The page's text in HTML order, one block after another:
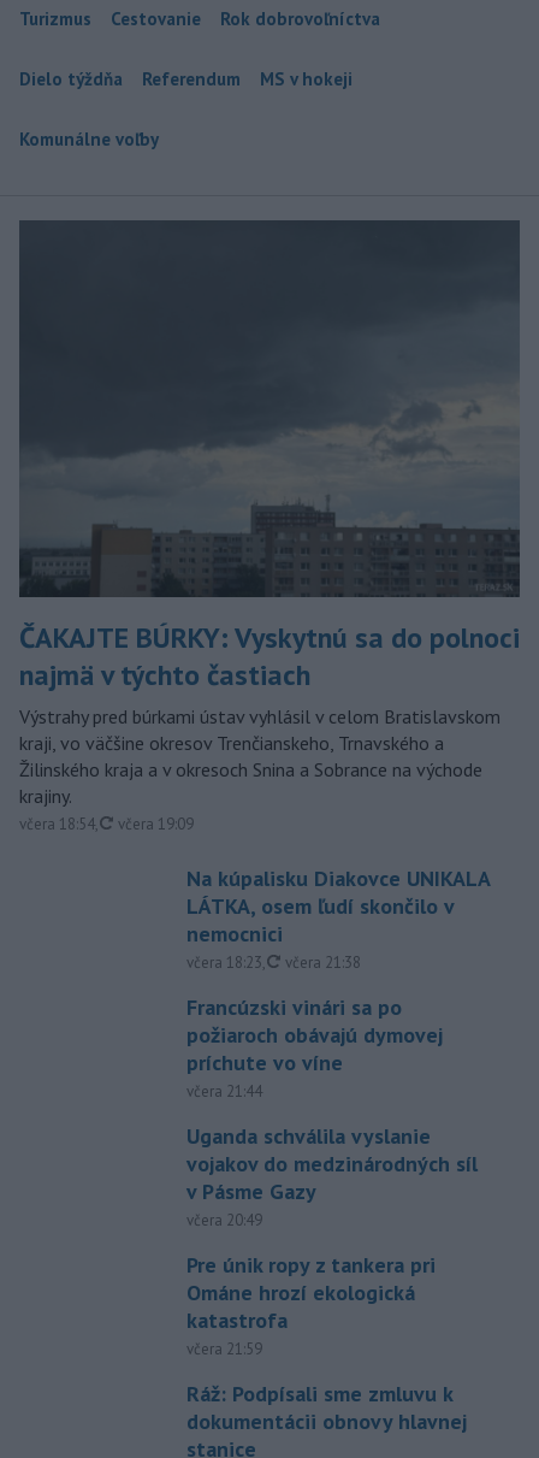
Turizmus Cestovanie Rok dobrovoľníctva
Dielo týždňa Referendum MS v hokeji
Komunálne voľby
ČAKAJTE BÚRKY: Vyskytnú sa do polnoci
najmä v týchto častiach
Výstrahy pred búrkami ústav vyhlásil v celom Bratislavskom
kraji, vo väčšine okresov Trenčianskeho, Trnavského a
Žilinského kraja a v okresoch Snina a Sobrance na východe
krajiny.
včera 18:54, aktualizované
včera 19:09
Na kúpalisku Diakovce UNIKALA
LÁTKA, osem ľudí skončilo v
nemocnici
včera 18:23, aktualizované
včera 21:38
Francúzski vinári sa po
požiaroch obávajú dymovej
príchute vo víne
včera 21:44
Uganda schválila vyslanie
vojakov do medzinárodných síl
v Pásme Gazy
včera 20:49
Pre únik ropy z tankera pri
Ománe hrozí ekologická
katastrofa
včera 21:59
Ráž: Podpísali sme zmluvu k
dokumentácii obnovy hlavnej
stanice